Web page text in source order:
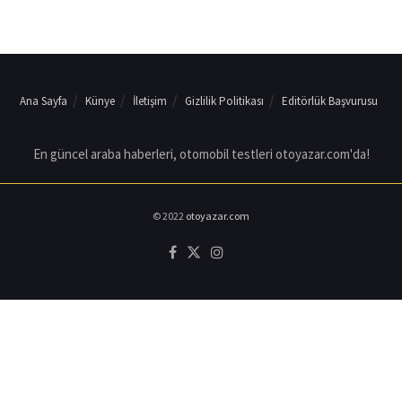
Ana Sayfa Künye İletişim Gizlilik Politikası Editörlük Başvurusu
En güncel araba haberleri, otomobil testleri otoyazar.com'da!
© 2022 otoyazar.com